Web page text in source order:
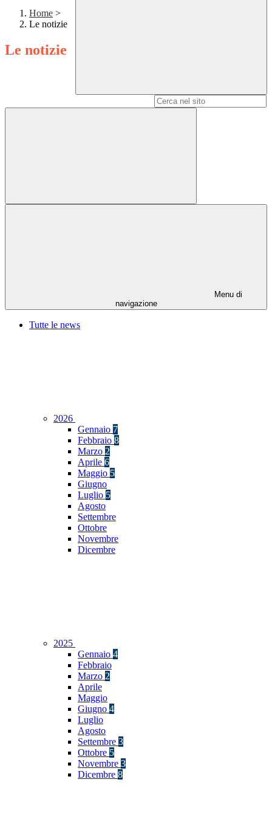
Home >
Le notizie
Le notizie
Menu di
navigazione
Tutte le news
2026
Gennaio 7
Febbraio 8
Marzo 2
Aprile 6
Maggio 5
Giugno
Luglio 5
Agosto
Settembre
Ottobre
Novembre
Dicembre
2025
Gennaio 4
Febbraio
Marzo 2
Aprile
Maggio
Giugno 4
Luglio
Agosto
Settembre 3
Ottobre 5
Novembre 3
Dicembre 8